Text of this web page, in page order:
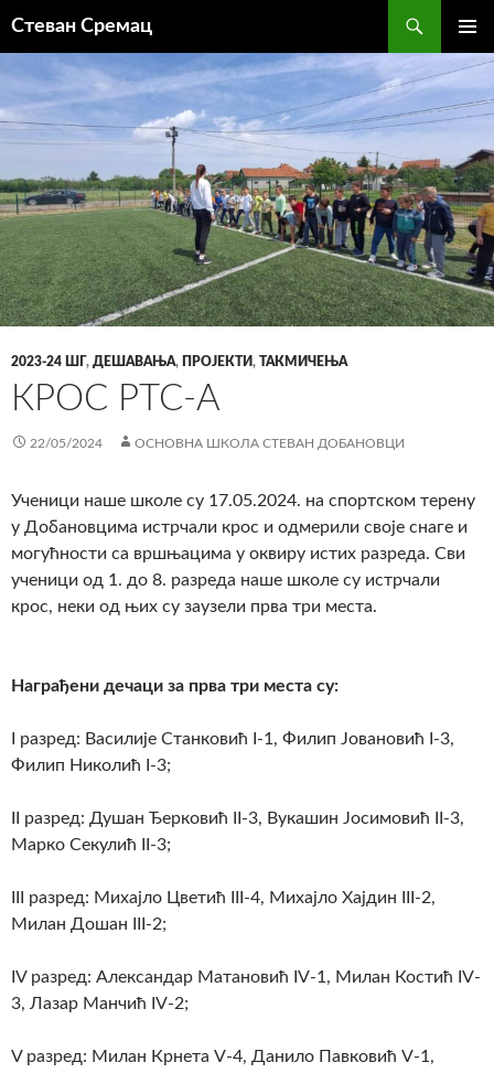
Стеван Сремац
САДРЖАЈ
2023-24 ШГ, ДЕШАВАЊА, ПРОЈЕКТИ, ТАКМИЧЕЊА
КРОС РТС-А
22/05/2024 ОСНОВНА ШКОЛА СТЕВАН ДОБАНОВЦИ
Ученици наше школе су 17.05.2024. на спортском терену
у Добановцима истрчали крос и одмерили своје снаге и
могућности са вршњацима у оквиру истих разреда. Сви
ученици од 1. до 8. разреда наше школе су истрчали
крос, неки од њих су заузели прва три места.
Награђени дечаци за прва три места су:
I разред: Василије Станковић I-1, Филип Јовановић I-3,
Филип Николић I-3;
II разред: Душан Ђерковић II-3, Вукашин Јосимовић II-3,
Марко Секулић II-3;
III разред: Михајло Цветић III-4, Михајло Хајдин III-2,
Милан Дошан III-2;
IV разред: Александар Матановић IV-1, Милан Костић IV-
3, Лазар Манчић IV-2;
V разред: Милан Крнета V-4, Данило Павковић V-1,